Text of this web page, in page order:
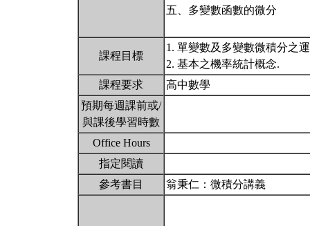
五、多變數函數的微分
課程目標
1. 單變數及多變數微積分之
2. 基本之機率統計概念.
課程要求
高中數學
預期每週課前或/
與課後學習時數
Office Hours
指定閱讀
參考書目
翁秉仁：微積分講義